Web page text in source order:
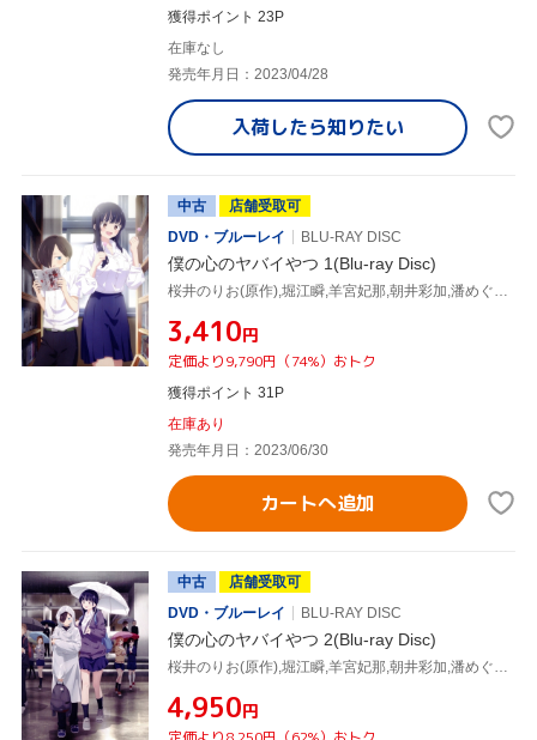
獲得ポイント 23P
在庫なし
発売年月日：2023/04/28
入荷したら知りたい
中古
店舗受取可
DVD・ブルーレイ
BLU-RAY DISC
僕の心のヤバイやつ 1(Blu-ray Disc)
¥3,410円
定価より9,790円（74%）おトク
獲得ポイント 31P
在庫あり
発売年月日：2023/06/30
カートへ追加
中古
店舗受取可
DVD・ブルーレイ
BLU-RAY DISC
僕の心のヤバイやつ 2(Blu-ray Disc)
¥4,950円